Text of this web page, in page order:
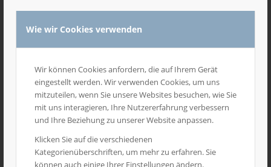
Wie wir Cookies verwenden
Wir können Cookies anfordern, die auf Ihrem Gerät
eingestellt werden. Wir verwenden Cookies, um uns
mitzuteilen, wenn Sie unsere Websites besuchen, wie Sie
mit uns interagieren, Ihre Nutzererfahrung verbessern
und Ihre Beziehung zu unserer Website anpassen.
Klicken Sie auf die verschiedenen
Kategorienüberschriften, um mehr zu erfahren. Sie
können auch einige Ihrer Einstellungen ändern.
vorgeben. Die Aussendungen können
größtenteils auch neben dem Post- und
Zielgruppe